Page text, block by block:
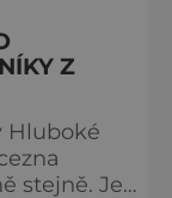
Z
Hluboké
stejně. Je